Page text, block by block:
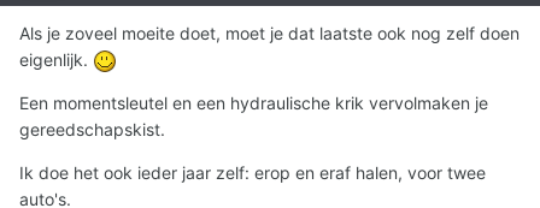
Als je zoveel moeite doet, moet je dat laatste ook nog zelf doen
eigenlijk.
Een momentsleutel en een hydraulische krik vervolmaken je
gereedschapskist.
Ik doe het ook ieder jaar zelf: erop en eraf halen, voor twee
auto's.